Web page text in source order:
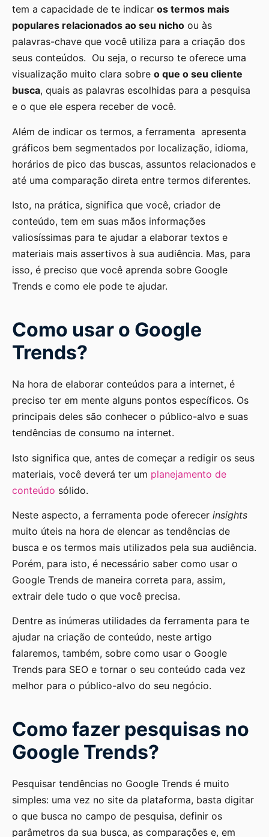
tem a capacidade de te indicar os termos mais
populares relacionados ao seu nicho ou às
palavras-chave que você utiliza para a criação dos
seus conteúdos. Ou seja, o recurso te oferece uma
visualização muito clara sobre o que o seu cliente
busca, quais as palavras escolhidas para a pesquisa
e o que ele espera receber de você.
Além de indicar os termos, a ferramenta apresenta
gráficos bem segmentados por localização, idioma,
horários de pico das buscas, assuntos relacionados e
até uma comparação direta entre termos diferentes.
Isto, na prática, significa que você, criador de
conteúdo, tem em suas mãos informações
valiosíssimas para te ajudar a elaborar textos e
materiais mais assertivos à sua audiência. Mas, para
isso, é preciso que você aprenda sobre Google
Trends e como ele pode te ajudar.
Como usar o Google
Trends?
Na hora de elaborar conteúdos para a internet, é
preciso ter em mente alguns pontos específicos. Os
principais deles são conhecer o público-alvo e suas
tendências de consumo na internet.
Isto significa que, antes de começar a redigir os seus
materiais, você deverá ter um planejamento de
conteúdo sólido.
Neste aspecto, a ferramenta pode oferecer insights
muito úteis na hora de elencar as tendências de
busca e os termos mais utilizados pela sua audiência.
Porém, para isto, é necessário saber como usar o
Google Trends de maneira correta para, assim,
extrair dele tudo o que você precisa.
Dentre as inúmeras utilidades da ferramenta para te
ajudar na criação de conteúdo, neste artigo
falaremos, também, sobre como usar o Google
Trends para SEO e tornar o seu conteúdo cada vez
melhor para o público-alvo do seu negócio.
Como fazer pesquisas no
Google Trends?
Pesquisar tendências no Google Trends é muito
simples: uma vez no site da plataforma, basta digitar
o que busca no campo de pesquisa, definir os
parâmetros da sua busca, as comparações e, em